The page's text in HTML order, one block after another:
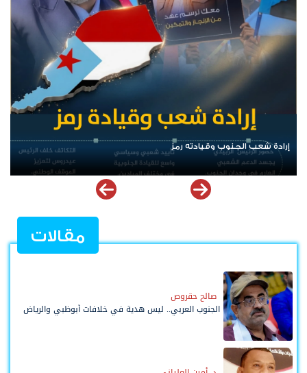
الرئيس عيدروس الزُبيدي.. نبض الجنوب ورمز إرادته
مقالات
صالح حقروص
الجنوب العربي.. ليس هدية في خلافات أبوظبي والرياض